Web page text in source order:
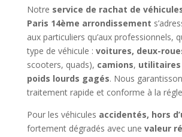
Notre service de rachat de
Paris 14ème arrondissement
aux particuliers qu’aux professionnels,
type de véhicule : voitures, deux-
scooters, quads), camions, utilitaires
poids lourds gagés. Nous
traitement rapide et conforme à la
Pour les véhicules accidentés, hors
fortement dégradés avec une valeur